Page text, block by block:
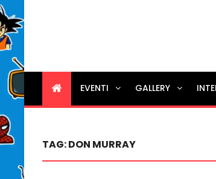
EVENTI GALLERY
TAG:DON MURRAY